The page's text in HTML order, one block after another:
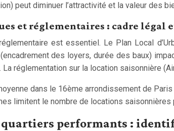
peut diminuer l’attractivité et la valeur des
et réglementaires : cadre légal
est essentiel. Le Plan Local
des loyers, durée des baux)
La réglementation sur la location saisonnière
dans le 16ème arrondissement de
limitent le nombre de locations
quartiers performants :